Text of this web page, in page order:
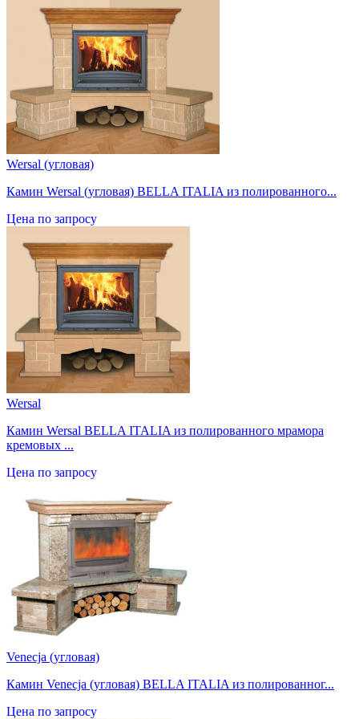
Wersal (угловая)
Камин Wersal (угловая) BELLA ITALIA из полированного...
Цена по запросу
Wersal
Камин Wersal BELLA ITALIA из полированного мрамора
кремовых ...
Цена по запросу
Venecja (угловая)
Камин Venecja (угловая) BELLA ITALIA из полированног...
Цена по запросу